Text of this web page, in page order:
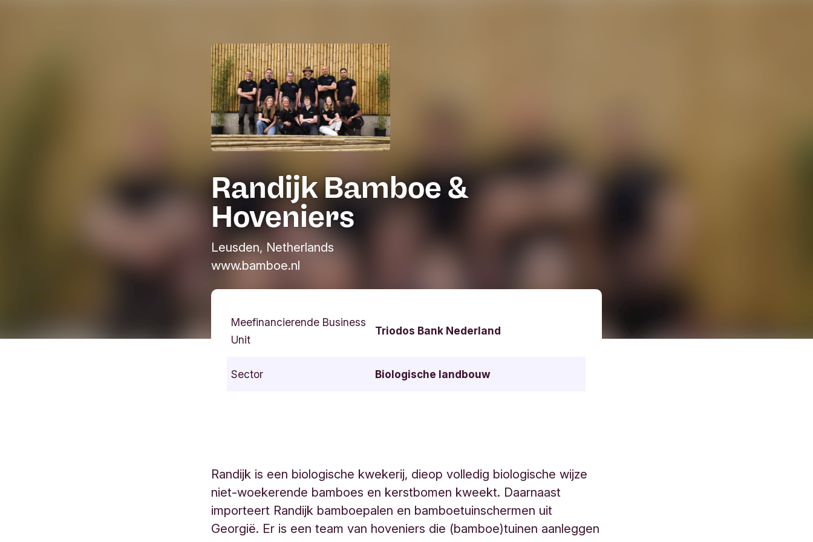
Randijk Bamboe &
Hoveniers
Leusden, Netherlands
www.bamboe.nl
Meefinancierende Business
Unit
Triodos Bank Nederland
Sector Biologische landbouw
Randijk is een biologische kwekerij, dieop volledig biologische wijze
niet-woekerende bamboes en kerstbomen kweekt. Daarnaast
importeert Randijk bamboepalen en bamboetuinschermen uit
Georgië. Er is een team van hoveniers die (bamboe)tuinen aanleggen